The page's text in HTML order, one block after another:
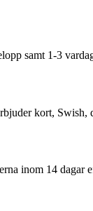
samt 1-3
kort,
inom 14 dagar